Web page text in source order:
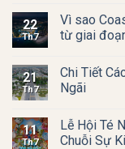
22
Th7
Vì sao
từ giai
21
Th7
Chi Tiết
Ngãi
11
Th7
Lễ Hội Té
Chuỗi Sự